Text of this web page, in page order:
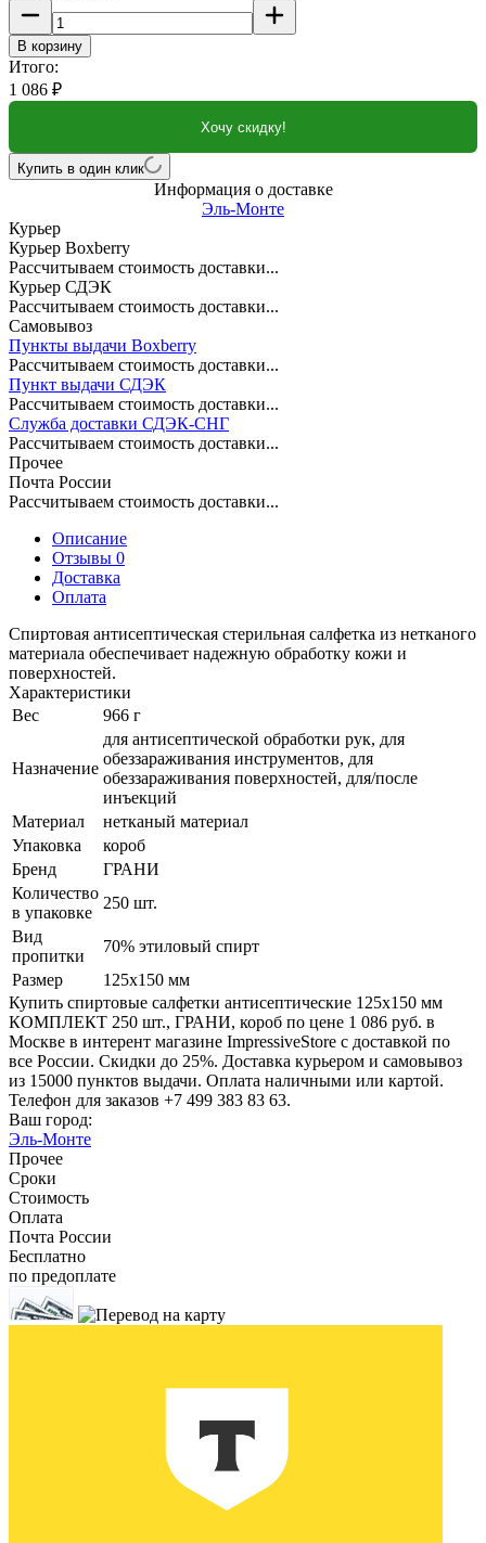
В корзину
Итого:
1 086 ₽
Хочу скидку!
Купить в один клик
Информация о доставке
Эль-Монте
Курьер
Курьер Boxberry
Рассчитываем стоимость доставки...
Курьер СДЭК
Рассчитываем стоимость доставки...
Самовывоз
Пункты выдачи Boxberry
Рассчитываем стоимость доставки...
Пункт выдачи СДЭК
Рассчитываем стоимость доставки...
Служба доставки СДЭК-СНГ
Рассчитываем стоимость доставки...
Прочее
Почта России
Рассчитываем стоимость доставки...
Описание
Отзывы 0
Доставка
Оплата
Спиртовая антисептическая стерильная салфетка из нетканого
материала обеспечивает надежную обработку кожи и
поверхностей.
Характеристики
Вес
966 г
Назначение
для антисептической обработки рук, для
обеззараживания инструментов, для
обеззараживания поверхностей, для/после
инъекций
Материал
нетканый материал
Упаковка
короб
Бренд
ГРАНИ
Количество
в упаковке
250 шт.
Вид
пропитки
70% этиловый спирт
Размер
125х150 мм
Купить спиртовые салфетки антисептические 125х150 мм
КОМПЛЕКТ 250 шт., ГРАНИ, короб по цене 1 086 руб. в
Москве в интерент магазине ImpressiveStore с доставкой по
все России. Скидки до 25%. Доставка курьером и самовывоз
из 15000 пунктов выдачи. Оплата наличными или картой.
Телефон для заказов +7 499 383 83 63.
Ваш город:
Эль-Монте
Прочее
Сроки
Стоимость
Оплата
Почта России
Бесплатно
по предоплате